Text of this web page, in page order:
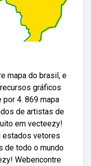
mapa do brasil, e
gráficos
4. 869 mapa
de artistas de
em vecteezy!
estados vetores
de todo o mundo
Webencontre